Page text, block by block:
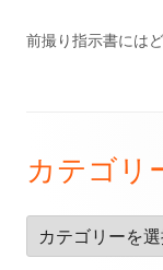
前撮り指示書には
ッ
タ
ー・
カテゴリ
テ